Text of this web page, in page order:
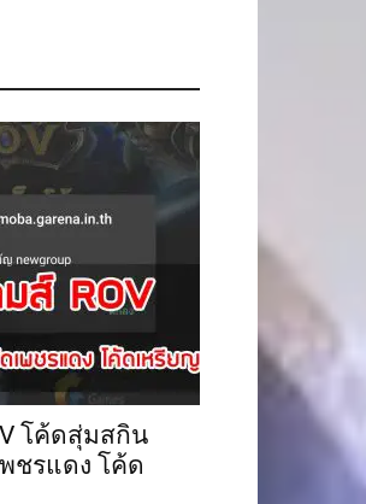
โค้ดสุ่มสกิน
ชรแดง โค้ด